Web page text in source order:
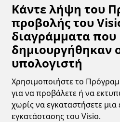
Κάντε λήψη του
προβολής του
διαγράμματα που
δημιουργήθηκαν
υπολογιστή
Χρησιμοποιήστε το
για να προβάλετε ή να
χωρίς να εγκαταστήσετε
εγκατάστασης του Visio.